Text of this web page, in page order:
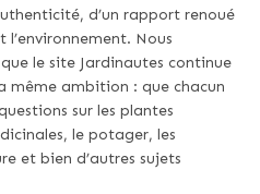
d’un rapport renoué
Nous
le site Jardinautes continue
même ambition : que chacun
sur les plantes
le potager, les
et bien d’autres sujets